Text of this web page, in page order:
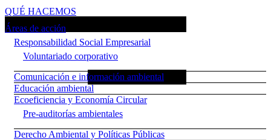
QUÉ HACEMOS
Áreas de acción
Responsabilidad Social Empresarial
Voluntariado corporativo
Comunicación e información ambiental
Educación ambiental
Ecoeficiencia y Economía Circular
Pre-auditorías ambientales
Derecho Ambiental y Políticas Públicas